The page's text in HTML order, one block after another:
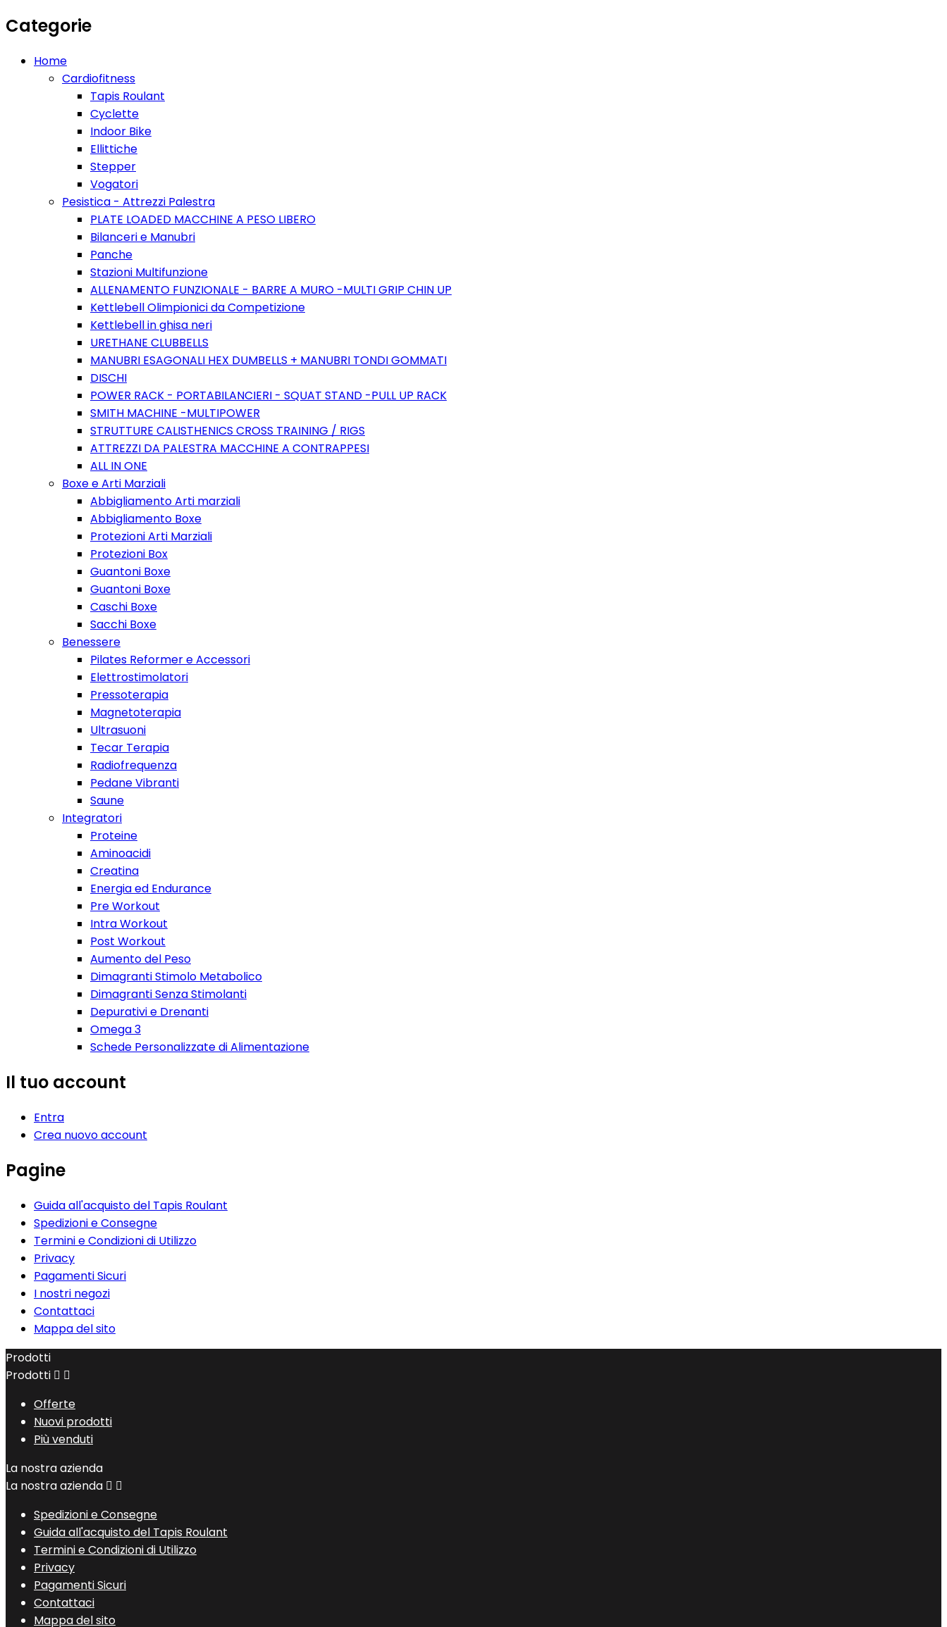
Categorie
Home
Cardiofitness
Tapis Roulant
Cyclette
Indoor Bike
Ellittiche
Stepper
Vogatori
Pesistica - Attrezzi Palestra
PLATE LOADED MACCHINE A PESO LIBERO
Bilanceri e Manubri
Panche
Stazioni Multifunzione
ALLENAMENTO FUNZIONALE - BARRE A MURO -MULTI GRIP CHIN UP
Kettlebell Olimpionici da Competizione
Kettlebell in ghisa neri
URETHANE CLUBBELLS
MANUBRI ESAGONALI HEX DUMBELLS + MANUBRI TONDI GOMMATI
DISCHI
POWER RACK - PORTABILANCIERI - SQUAT STAND -PULL UP RACK
SMITH MACHINE -MULTIPOWER
STRUTTURE CALISTHENICS CROSS TRAINING / RIGS
ATTREZZI DA PALESTRA MACCHINE A CONTRAPPESI
ALL IN ONE
Boxe e Arti Marziali
Abbigliamento Arti marziali
Abbigliamento Boxe
Protezioni Arti Marziali
Protezioni Box
Guantoni Boxe
Guantoni Boxe
Caschi Boxe
Sacchi Boxe
Benessere
Pilates Reformer e Accessori
Elettrostimolatori
Pressoterapia
Magnetoterapia
Ultrasuoni
Tecar Terapia
Radiofrequenza
Pedane Vibranti
Saune
Integratori
Proteine
Aminoacidi
Creatina
Energia ed Endurance
Pre Workout
Intra Workout
Post Workout
Aumento del Peso
Dimagranti Stimolo Metabolico
Dimagranti Senza Stimolanti
Depurativi e Drenanti
Omega 3
Schede Personalizzate di Alimentazione
Il tuo account
Entra
Crea nuovo account
Pagine
Guida all'acquisto del Tapis Roulant
Spedizioni e Consegne
Termini e Condizioni di Utilizzo
Privacy
Pagamenti Sicuri
I nostri negozi
Contattaci
Mappa del sito
Prodotti
Prodotti  
Offerte
Nuovi prodotti
Più venduti
La nostra azienda
La nostra azienda  
Spedizioni e Consegne
Guida all'acquisto del Tapis Roulant
Termini e Condizioni di Utilizzo
Privacy
Pagamenti Sicuri
Contattaci
Mappa del sito